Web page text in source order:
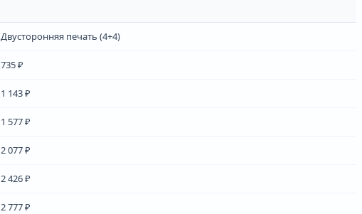
Двусторонняя печать (4+4)
735 ₽
1 143 ₽
1 577 ₽
2 077 ₽
2 426 ₽
2 777 ₽